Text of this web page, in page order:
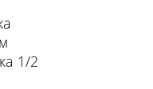
1/2